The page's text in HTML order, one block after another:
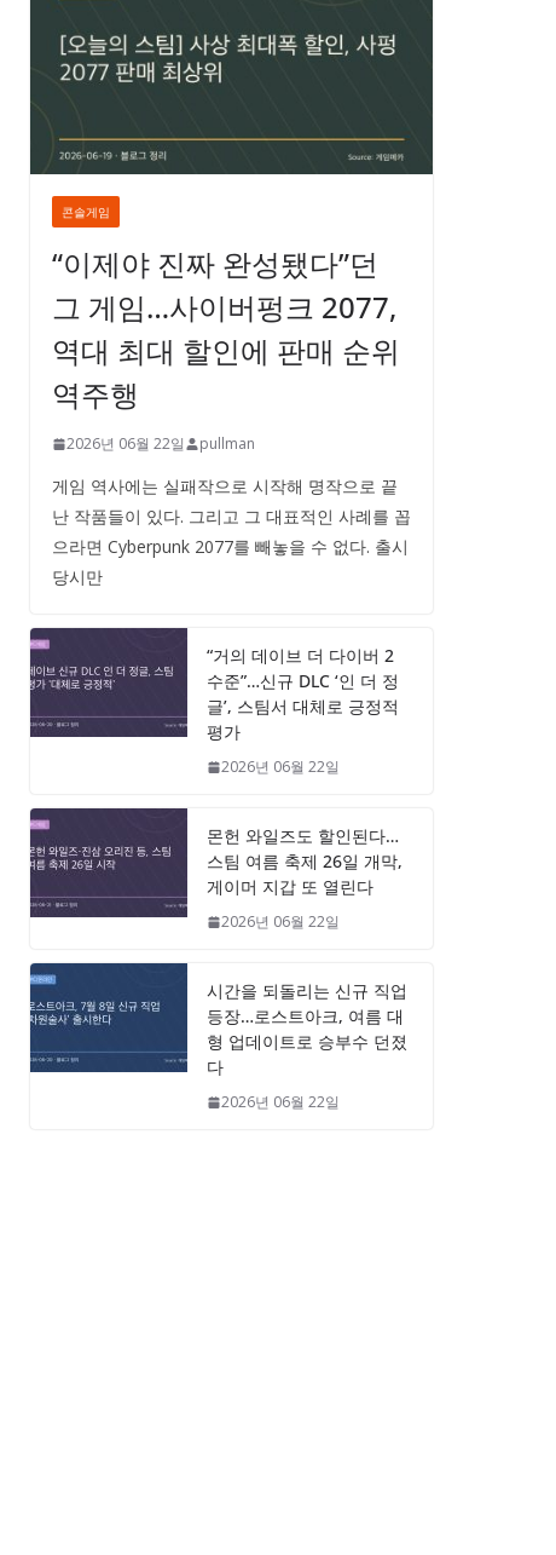
콘솔게임
“이제야 진짜 완성됐다”던
그 게임…사이버펑크 2077,
역대 최대 할인에 판매 순위
역주행
2026년 06월 22일 pullman
게임 역사에는 실패작으로 시작해 명작으로 끝
난 작품들이 있다. 그리고 그 대표적인 사례를 꼽
으라면 Cyberpunk 2077를 빼놓을 수 없다. 출시
당시만
“거의 데이브 더 다이버 2
수준”…신규 DLC ‘인 더 정
글’, 스팀서 대체로 긍정적
평가
2026년 06월 22일
몬헌 와일즈도 할인된다…
스팀 여름 축제 26일 개막,
게이머 지갑 또 열린다
2026년 06월 22일
시간을 되돌리는 신규 직업
등장…로스트아크, 여름 대
형 업데이트로 승부수 던졌
다
2026년 06월 22일